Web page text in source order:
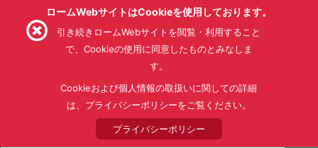
利用目的
プライバシーポリシー
サイトマップ
ローム製品の販売に関する標準契約条件書(PDF)
© 1997 - 2026 ROHM CO., LTD. ALL RIGHTS RESERVED.
ロームWebサイトはCookieを使用しております。
引き続きロームWebサイトを閲覧・利用すること
で、Cookieの使用に同意したものとみなしま
す。
Cookieおよび個人情報の取扱いに関しての詳細
は、プライバシーポリシーをご覧ください。
プライバシーポリシー